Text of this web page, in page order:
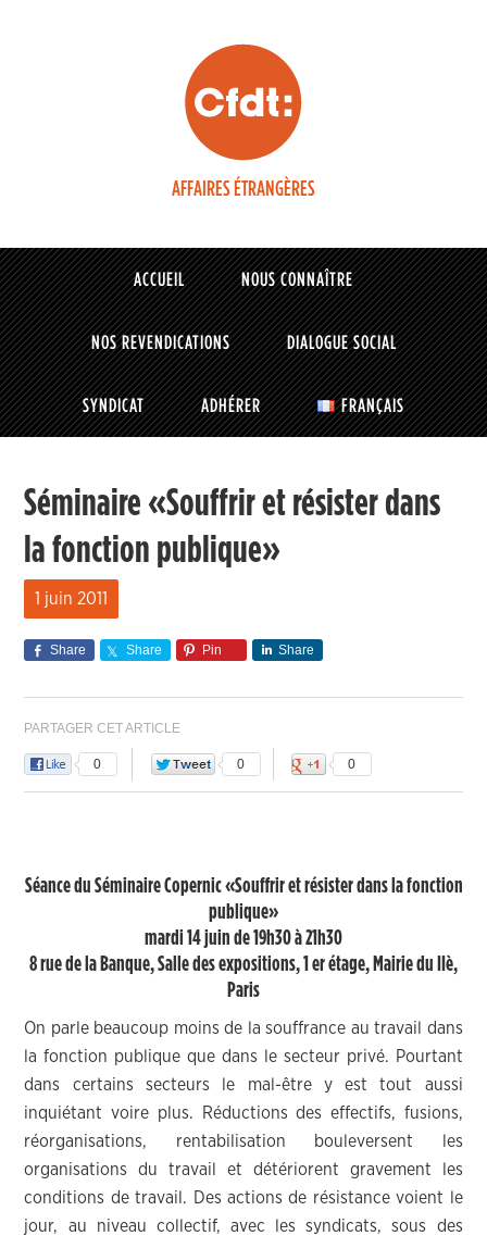
AFFAIRES ÉTRANGÈRES
ACCUEIL NOUS CONNAÎTRE
NOS REVENDICATIONS DIALOGUE SOCIAL
SYNDICAT ADHÉRER FRANÇAIS
Séminaire «Souffrir et résister dans
la fonction publique»
1 juin 2011
Share Share Pin Share
PARTAGER CET ARTICLE
0 0 0
Séance du Séminaire Copernic «Souffrir et résister dans la fonction
publique»
mardi 14 juin de 19h30 à 21h30
8 rue de la Banque, Salle des expositions, 1 er étage, Mairie du IIè,
Paris
On parle beaucoup moins de la souffrance au travail dans
la fonction publique que dans le secteur privé. Pourtant
dans certains secteurs le mal-être y est tout aussi
inquiétant voire plus. Réductions des effectifs, fusions,
réorganisations, rentabilisation bouleversent les
organisations du travail et détériorent gravement les
conditions de travail. Des actions de résistance voient le
jour, au niveau collectif, avec les syndicats, sous des